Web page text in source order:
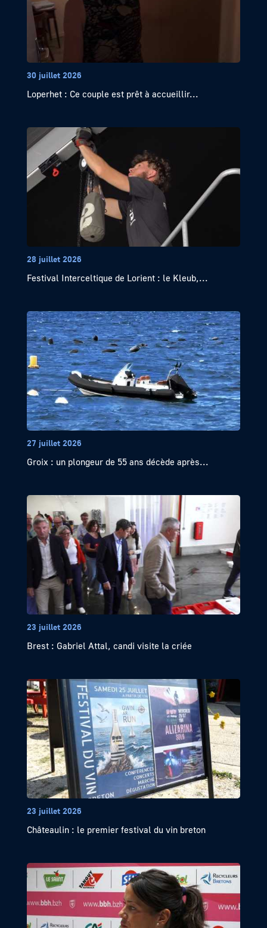
30 juillet 2026
Loperhet : Ce couple est prêt à accueillir...
28 juillet 2026
Festival Interceltique de Lorient : le Kleub,...
27 juillet 2026
Groix : un plongeur de 55 ans décède après...
23 juillet 2026
Brest : Gabriel Attal, candi visite la criée
23 juillet 2026
Châteaulin : le premier festival du vin breton